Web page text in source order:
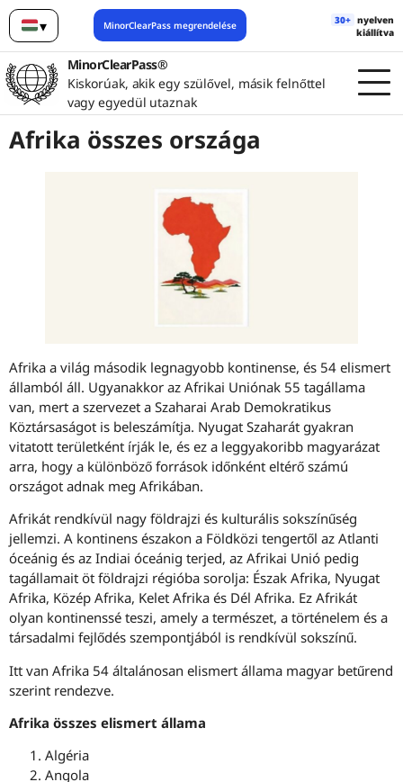
▾
Magyar
MinorClearPass megrendelése 30+ nyelven
kiállítva
MinorClearPass®
Kiskorúak, akik egy szülővel, másik felnőttel
vagy egyedül utaznak
Afrika összes országa
Afrika a világ második legnagyobb kontinense, és 54 elismert
államból áll. Ugyanakkor az Afrikai Uniónak 55 tagállama
van, mert a szervezet a Szaharai Arab Demokratikus
Köztársaságot is beleszámítja. Nyugat Szaharát gyakran
vitatott területként írják le, és ez a leggyakoribb magyarázat
arra, hogy a különböző források időnként eltérő számú
országot adnak meg Afrikában.
Afrikát rendkívül nagy földrajzi és kulturális sokszínűség
jellemzi. A kontinens északon a Földközi tengertől az Atlanti
óceánig és az Indiai óceánig terjed, az Afrikai Unió pedig
tagállamait öt földrajzi régióba sorolja: Észak Afrika, Nyugat
Afrika, Közép Afrika, Kelet Afrika és Dél Afrika. Ez Afrikát
olyan kontinenssé teszi, amely a természet, a történelem és a
társadalmi fejlődés szempontjából is rendkívül sokszínű.
Itt van Afrika 54 általánosan elismert állama magyar betűrend
szerint rendezve.
Afrika összes elismert állama
Algéria
Angola